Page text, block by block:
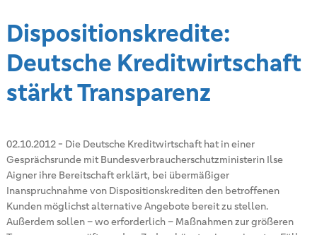
Dispositionskredite:
Deutsche Kreditwirtschaft
stärkt Transparenz
02.10.2012- Die Deutsche Kreditwirtschaft hat in einer
Gesprächsrunde mit Bundesverbraucherschutzministerin Ilse
Aigner ihre Bereitschaft erklärt, bei übermäßiger
Inanspruchnahme von Dispositionskrediten den betroffenen
Kunden möglichst alternative Angebote bereit zu stellen.
Außerdem sollen – wo erforderlich – Maßnahmen zur größeren